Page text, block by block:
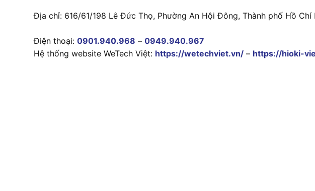
Địa chỉ: 616/61/198 Lê Đức Thọ, Phường An Hội Đông, Thành phố Hồ Chí
Điện thoại: 0901.940.968 – 0949.940.967
Hệ thống website WeTech Việt: https://wetechviet.vn/ – https://hioki-